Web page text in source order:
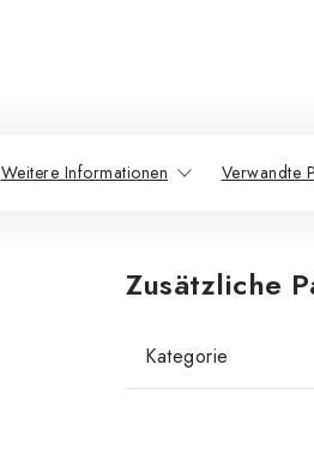
Weitere Informationen Verwandte
Zusätzliche
Kategorie